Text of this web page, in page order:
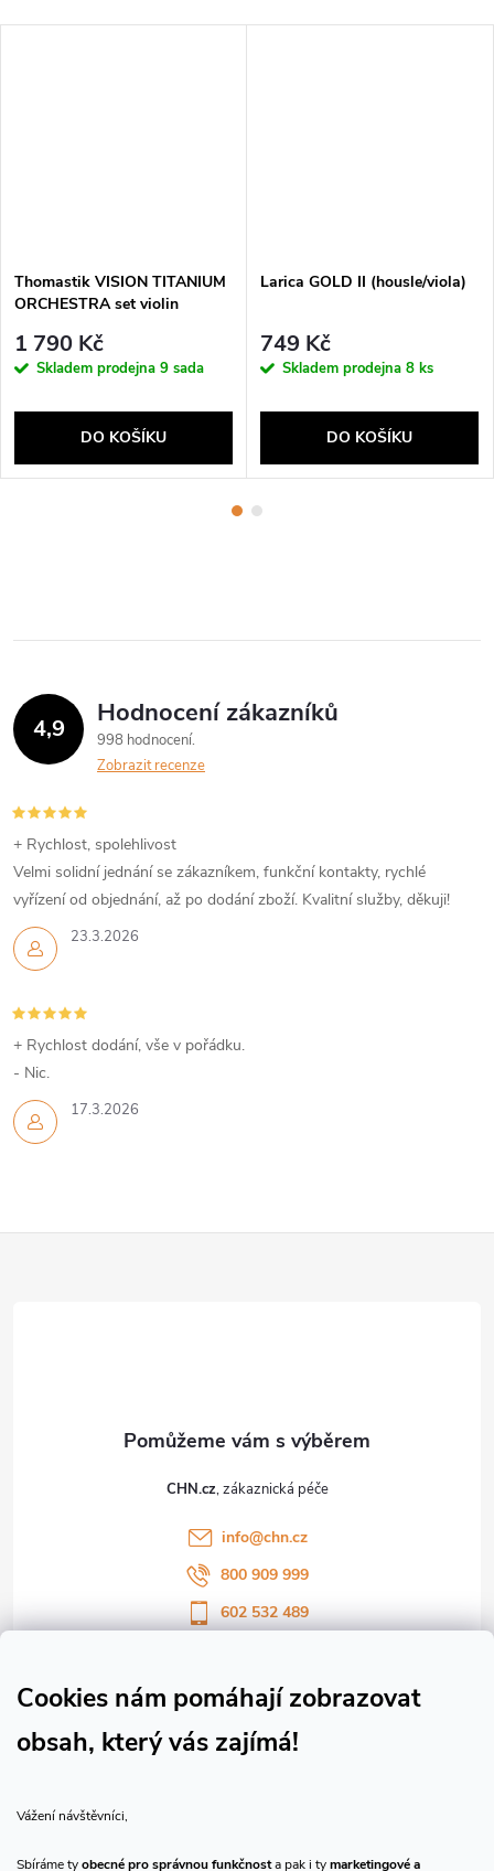
Cookies nám pomáhají zobrazovat
obsah, který vás zajímá!
Vážení návštěvníci,
Sbíráme tyobecné pro správnou funkčnosta pak i tymarketingové a
Thomastik VISION TITANIUM
ORCHESTRA set violin
1 790 Kč
Skladem prodejna 9 sada
DO KOŠÍKU
Larica GOLD II (housle/viola)
749 Kč
Skladem prodejna 8 ks
DO KOŠÍKU
4,9 Hodnocení zákazníků
998 hodnocení
Zobrazit recenze
23.3.2026
+ Rychlost, spolehlivost
Velmi solidní jednání se zákazníkem, funkční kontakty, rychlé
vyřízení od objednání, až po dodání zboží. Kvalitní služby, děkuji!
17.3.2026
+ Rychlost dodání, vše v pořádku.
- Nic.
CHN.cz
info@chn.cz
800 909 999
602 532 489
Sledujte náš vlog CHN_CZ